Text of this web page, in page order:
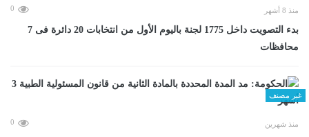
منذ 8 أشهر 0
بدء التصويت داخل 1775 لجنة باليوم الأول من انتخابات 20 دائرة فى 7
محافظات
غير مصنف
منذ شهرين 0